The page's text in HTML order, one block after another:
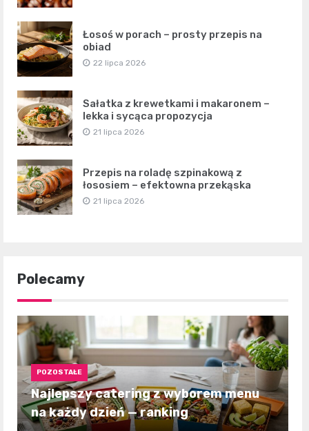
Łosoś w porach – prosty przepis na
obiad
22 lipca 2026
Sałatka z krewetkami i makaronem –
lekka i sycąca propozycja
21 lipca 2026
Przepis na roladę szpinakową z
łososiem – efektowna przekąska
21 lipca 2026
Polecamy
POZOSTAŁE
Najlepszy catering z wyborem menu
na każdy dzień — ranking